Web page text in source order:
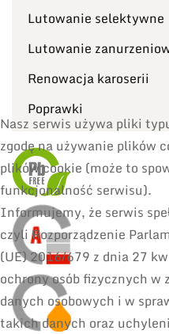
Lutowanie selektywne
Lutowanie
Renowacja karoserii
Poprawki
Nasz serwis używa pliki
zgodę na używanie plików
plików cookie (może to
funkcjonalność serwisu).
Informujemy, że serwis
czyli Rozporządzenie
(UE) 2016/679 z dnia 27
ochrony osób fizycznych w
danych osobowych i w
takich danych oraz